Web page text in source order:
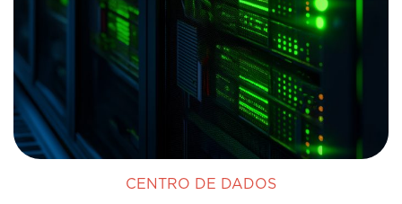
CENTRO DE DADOS